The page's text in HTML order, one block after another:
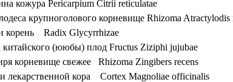
кожура Pericarpium Citrii reticulatae
крупноголового корневище Rhizoma Atractylodis
корень Radix Glycyrrhizae
китайского (ююбы) плод Fructus Ziziphi jujubae
корневище свежее Rhizoma Zingibers recens
лекарственной кора Cortex Magnoliae officinalis